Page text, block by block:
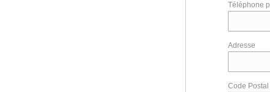
Téléphone
Adresse
Code Postal